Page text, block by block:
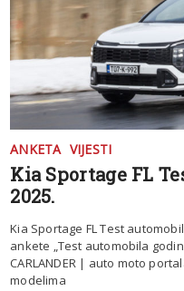
ANKETA VIJESTI
Kia Sportage FL
2025.
Kia Sportage FL Test
ankete „Test automobila
CARLANDER | auto moto
modelima